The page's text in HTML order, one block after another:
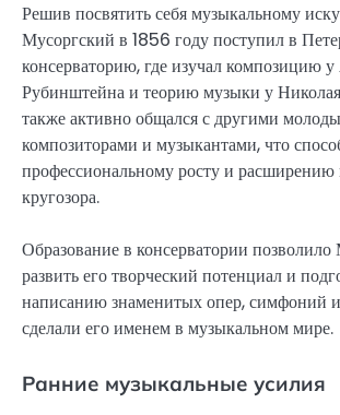
Решив посвятить себя музыкальному
Мусоргский в 1856 году поступил в
консерваторию, где изучал композицию
Рубинштейна и теорию музыки у
также активно общался с другими
композиторами и музыкантами, что
профессиональному росту и расширению
кругозора.
Образование в консерватории
развить его творческий потенциал и
написанию знаменитых опер, симфоний
сделали его именем в музыкальном мире.
Ранние музыкальные усилия